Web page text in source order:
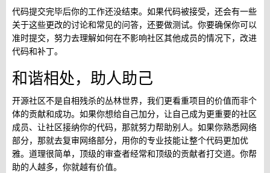
代码提交完毕后你的工作还没结束。如果代码被接受，还会有一些
关于这些更改的讨论和常见的问答，还要做测试。你要确保你可以
准时提交，努力去理解如何在不影响社区其他成员的情况下，改进
代码和补丁。
和谐相处，助人助己
开源社区不是自相残杀的丛林世界，我们更看重项目的价值而非个
体的贡献和成功。如果你想给自己加分，让自己成为更重要的社区
成员、让社区接纳你的代码，那就努力帮助别人。如果你熟悉网络
部分，那就去复审网络部分，用你的专业技能让整个代码更加优
雅。道理很简单，顶级的审查者经常和顶级的贡献者打交道。你帮
助的人越多，你就越有价值。